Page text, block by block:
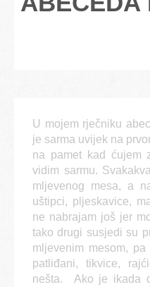
U mojem rječniku
je sarma uvijek na
na pamet kad ćujem
vidim sarmu.
mljevenog mesa, a
uštipci, pljeskavice,
ne nabrajam još jer
tako drugi susjedi su
mljevenim mesom,
patliđani, tikvice,
nešta. Ako je ikada